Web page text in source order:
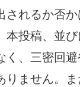
されるか否
本投稿、並
く、三密回
りません。